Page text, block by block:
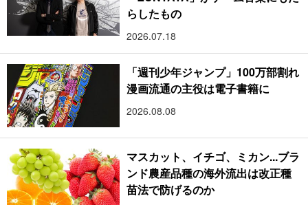
らしたもの
2026.07.18
「週刊少年ジャンプ」100万部割れ
漫画流通の主役は電子書籍に
2026.08.08
マスカット、イチゴ、ミカン...ブラ
ンド農産品種の海外流出は改正種
苗法で防げるのか